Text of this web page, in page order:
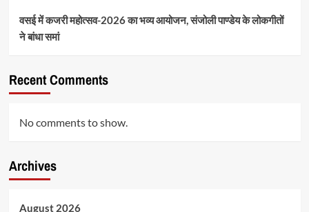
वसई में कजरी महोत्सव-2026 का भव्य आयोजन, संजोली पाण्डेय के लोकगीतों
ने बांधा समां
Recent Comments
No comments to show.
Archives
August 2026